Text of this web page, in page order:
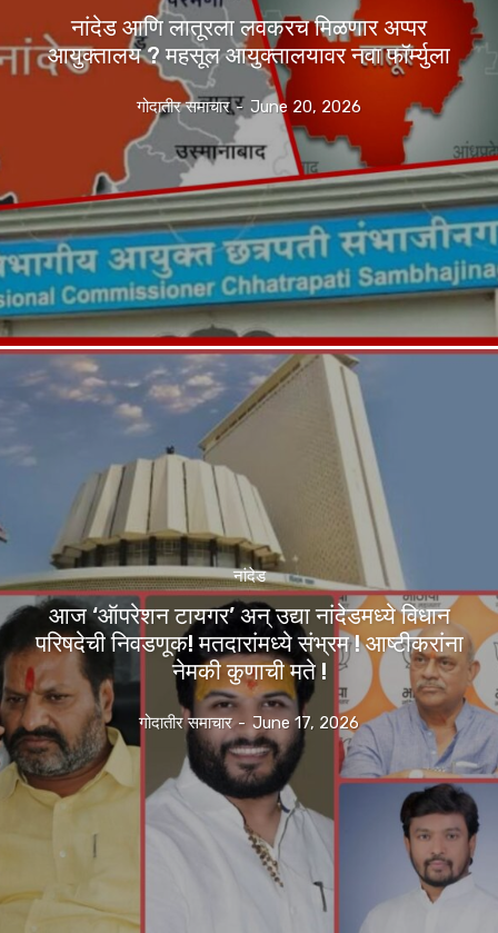
नांदेड आणि लातूरला लवकरच मिळणार अप्पर
आयुक्तालय ? महसूल आयुक्तालयावर नवा फॉर्म्युला
गोदातीर समाचार - June 20, 2026
नांदेड
आज ‘ऑपरेशन टायगर’ अन् उद्या नांदेडमध्ये विधान
परिषदेची निवडणूक! मतदारांमध्ये संभ्रम ! आष्टीकरांना
नेमकी कुणाची मते !
गोदातीर समाचार - June 17, 2026